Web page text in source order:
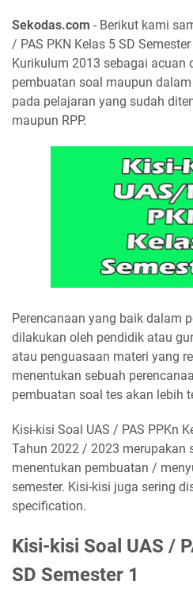
Sekodas.com - Berikut kami
/ PAS PKN Kelas 5 SD
Kurikulum 2013 sebagai acuan
pembuatan soal maupun
pada pelajaran yang sudah
maupun RPP.
Perencanaan yang baik dalam
dilakukan oleh pendidik atau
atau penguasaan materi yang
menentukan sebuah
pembuatan soal tes akan lebih
Kisi-kisi Soal UAS / PAS PPKn
Tahun 2022 / 2023 merupakan
menentukan pembuatan /
semester. Kisi-kisi juga sering
specification.
Kisi-kisi Soal UAS /
SD Semester 1